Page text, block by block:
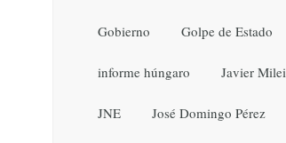
Gobierno Golpe de Estado
informe húngaro Javier Milei
JNE José Domingo Pérez